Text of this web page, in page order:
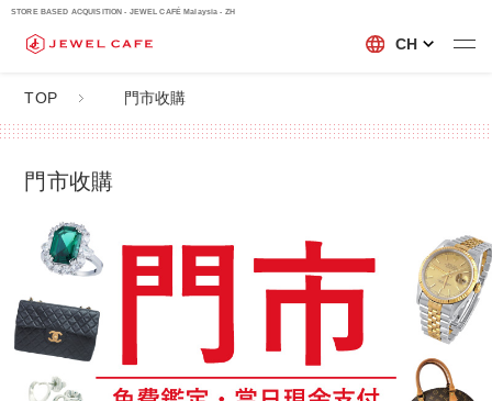
STORE BASED ACQUISITION - JEWEL CAFÉ Malaysia - ZH
CH
TOP 門市收購
門市收購